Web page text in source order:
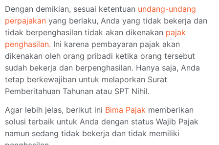
Dengan demikian, sesuai ketentuan undang-undang
perpajakan yang berlaku, Anda yang tidak bekerja dan
tidak berpenghasilan tidak akan dikenakan pajak
penghasilan. Ini karena pembayaran pajak akan
dikenakan oleh orang pribadi ketika orang tersebut
sudah bekerja dan berpenghasilan. Hanya saja, Anda
tetap berkewajiban untuk melaporkan Surat
Pemberitahuan Tahunan atau SPT Nihil.
Agar lebih jelas, berikut ini Bima Pajak memberikan
solusi terbaik untuk Anda dengan status Wajib Pajak
namun sedang tidak bekerja dan tidak memiliki